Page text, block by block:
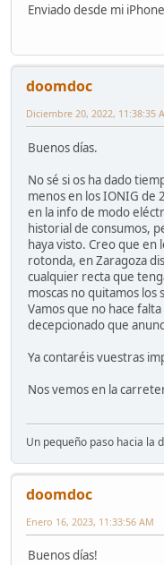
Enviado desde mi
doomdoc
Diciembre 20, 2022, 11:38:35
Buenos días.
No sé si os ha dado
menos en los IONIG de
en la info de modo
historial de consumos,
haya visto. Creo que en
rotonda, en Zaragoza
cualquier recta que
moscas no quitamos los
Vamos que no hace
decepcionado que
Ya contaréis vuestras
Nos vemos en la
Un pequeño paso hacia la
doomdoc
Enero 16, 2023, 11:33:56 AM
Buenos días!